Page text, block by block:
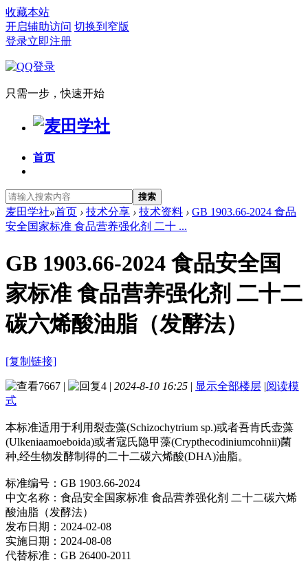
收藏本站
开启辅助访问 切换到窄版
登录立即注册
只需一步，快速开始
首页
搜索
麦田学社»首页 › 技术分享 › 技术资料 › GB 1903.66-2024 食品
安全国家标准 食品营养强化剂 二十 ...
GB 1903.66-2024 食品安全国
家标准 食品营养强化剂 二十二
碳六烯酸油脂（发酵法）
[复制链接]
7667 | 4 | 2024-8-10 16:25 | 显示全部楼层 |阅读模
式
本标准适用于利用裂壶藻(Schizochytrium sp.)或者吾肯氏壶藻
(Ulkeniaamoeboida)或者寇氏隐甲藻(Crypthecodiniumcohnii)菌
种,经生物发酵制得的二十二碳六烯酸(DHA)油脂。
标准编号：GB 1903.66-2024
中文名称：食品安全国家标准 食品营养强化剂 二十二碳六烯
酸油脂（发酵法）
发布日期：2024-02-08
实施日期：2024-08-08
代替标准：GB 26400-2011